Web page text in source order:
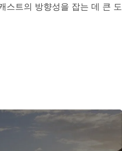
스트의 방향성을 잡는 데 큰 도